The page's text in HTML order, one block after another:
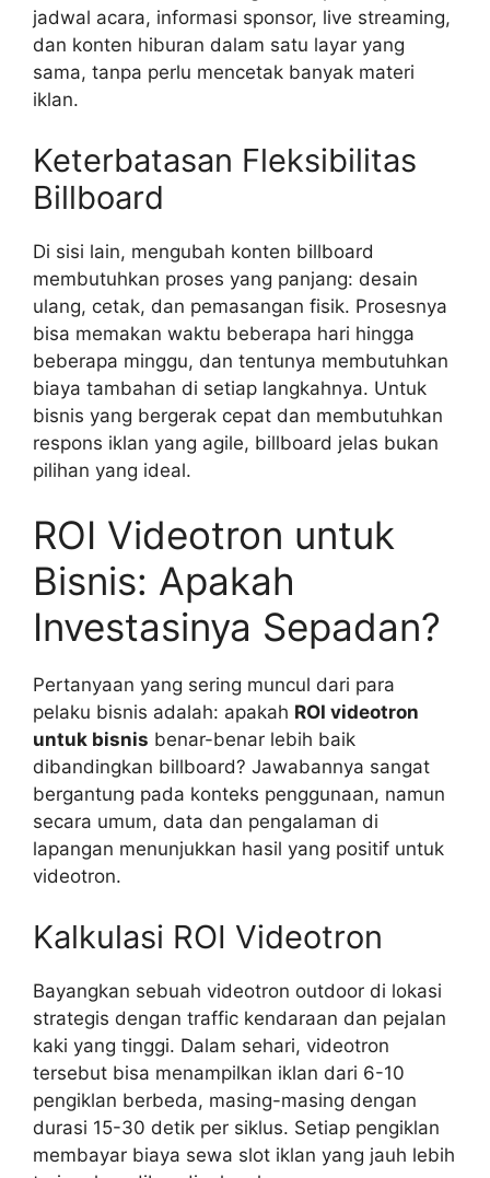
jadwal acara, informasi sponsor, live streaming,
dan konten hiburan dalam satu layar yang
sama, tanpa perlu mencetak banyak materi
iklan.
Keterbatasan Fleksibilitas
Billboard
Di sisi lain, mengubah konten billboard
membutuhkan proses yang panjang: desain
ulang, cetak, dan pemasangan fisik. Prosesnya
bisa memakan waktu beberapa hari hingga
beberapa minggu, dan tentunya membutuhkan
biaya tambahan di setiap langkahnya. Untuk
bisnis yang bergerak cepat dan membutuhkan
respons iklan yang agile, billboard jelas bukan
pilihan yang ideal.
ROI Videotron untuk
Bisnis: Apakah
Investasinya Sepadan?
Pertanyaan yang sering muncul dari para
pelaku bisnis adalah: apakah ROI videotron
untuk bisnis benar-benar lebih baik
dibandingkan billboard? Jawabannya sangat
bergantung pada konteks penggunaan, namun
secara umum, data dan pengalaman di
lapangan menunjukkan hasil yang positif untuk
videotron.
Kalkulasi ROI Videotron
Bayangkan sebuah videotron outdoor di lokasi
strategis dengan traffic kendaraan dan pejalan
kaki yang tinggi. Dalam sehari, videotron
tersebut bisa menampilkan iklan dari 6-10
pengiklan berbeda, masing-masing dengan
durasi 15-30 detik per siklus. Setiap pengiklan
membayar biaya sewa slot iklan yang jauh lebih